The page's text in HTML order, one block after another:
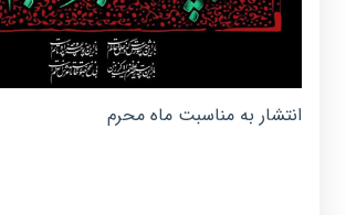
انتشار به مناسبت ماه محرم